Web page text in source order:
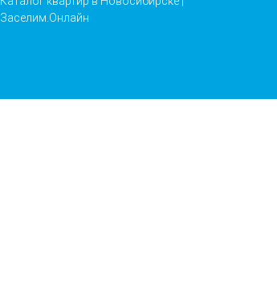
Заселим.Онлайн